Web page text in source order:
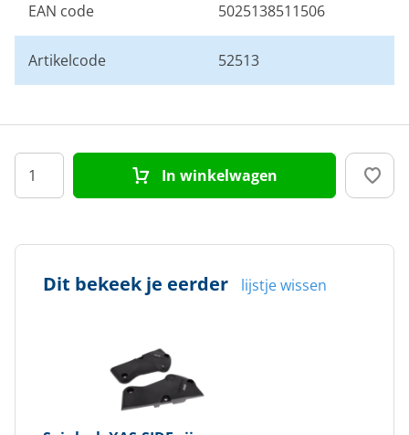
EAN code 5025138511506
Artikelcode 52513
In winkelwagen
Dit bekeek je eerder lijstje wissen